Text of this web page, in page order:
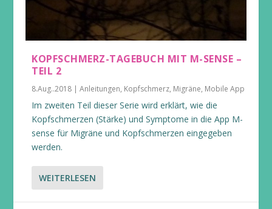
KOPFSCHMERZ-TAGEBUCH MIT M-SENSE –
TEIL 2
8.Aug..2018 |Anleitungen, Kopfschmerz, Migräne, Mobile App
Im zweiten Teil dieser Serie wird erklärt, wie die
Kopfschmerzen (Stärke) und Symptome in die App M-
sense für Migräne und Kopfschmerzen eingegeben
werden.
WEITERLESEN